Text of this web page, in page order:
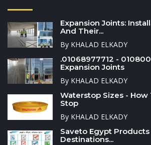
Expansion Joints:
And Their...
By KHALAD ELKADY
.01068977712 -
Expansion Joints
By KHALAD ELKADY
Waterstop Sizes - How
Stop
By KHALAD ELKADY
Saveto Egypt
Destinations...